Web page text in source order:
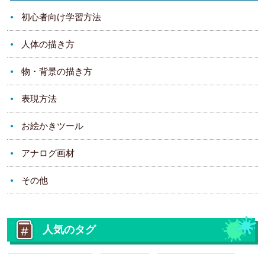
初心者向け学習方法
人体の描き方
物・背景の描き方
表現方法
お絵かきツール
アナログ画材
その他
人気のタグ